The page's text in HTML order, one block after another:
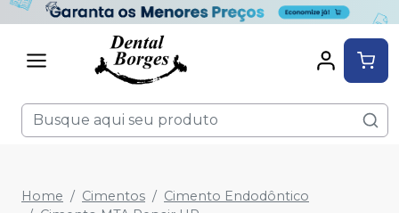
Home Cimentos
Cimento Endodôntico